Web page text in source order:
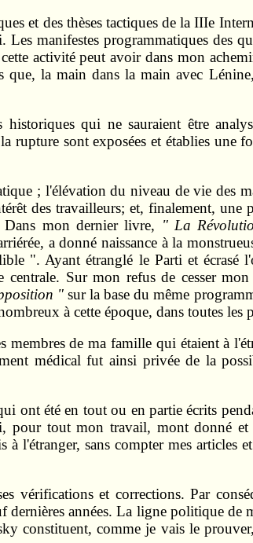
et des thèses tactiques de la IIIe
manifestes programmatiques des
activité peut avoir dans mon
la main dans la main avec
qui ne sauraient être
rupture sont exposées et établies une
; l'élévation du niveau de vie des
des travailleurs; et, finalement, une
Dans mon dernier livre, " La
a donné naissance à la
". Ayant étranglé le Parti et écrasé
Sur mon refus de cesser
"sur la base du même
à cette époque, dans toutes les
de ma famille qui étaient à
médical fut ainsi privée de la
ont été en tout ou en partie écrits
pour tout mon travail, mont donné
l'étranger, sans compter mes articles
vérifications et corrections. Par
années. La ligne politique de
constituent, comme je vais le